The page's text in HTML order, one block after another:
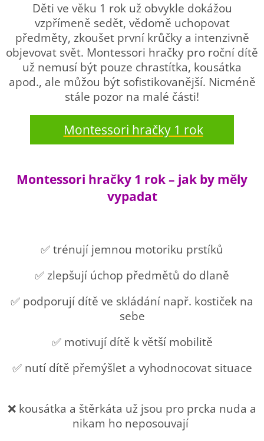
Děti ve věku 1 rok už obvykle dokážou
vzpřímeně sedět, vědomě uchopovat
předměty, zkoušet první krůčky a intenzivně
objevovat svět. Montessori hračky pro roční dítě
už nemusí být pouze chrastítka, kousátka
apod., ale můžou být sofistikovanější. Nicméně
stále pozor na malé části!
Montessori hračky 1 rok
Montessori hračky 1 rok – jak by měly
vypadat
✅ trénují jemnou motoriku prstíků
✅ zlepšují úchop předmětů do dlaně
✅ podporují dítě ve skládání např. kostiček na
sebe
✅ motivují dítě k větší mobilitě
✅ nutí dítě přemýšlet a vyhodnocovat situace
❌ kousátka a štěrkáta už jsou pro prcka nuda a
nikam ho neposouvají